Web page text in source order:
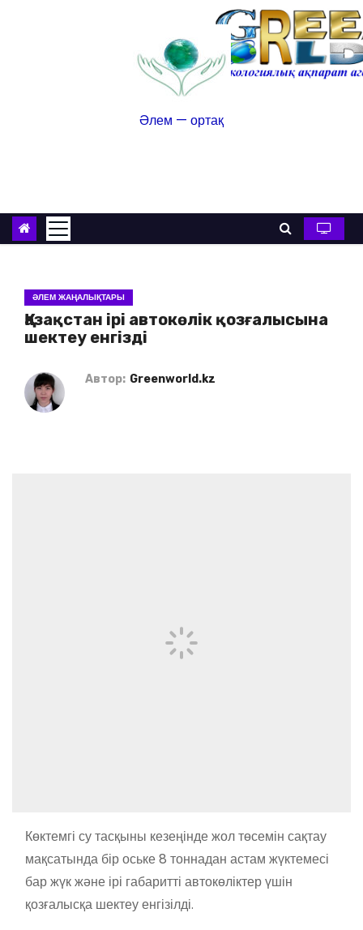
Әлем — ортақ
ӘЛЕМ ЖАҢАЛЫҚТАРЫ
Қазақстан ірі автокөлік қозғалысына
шектеу енгізді
Автор: Greenworld.kz
Көктемгі су тасқыны кезеңінде жол төсемін сақтау
мақсатында бір оське 8 тоннадан астам жүктемесі
бар жүк және ірі габаритті автокөліктер үшін
қозғалысқа шектеу енгізілді.